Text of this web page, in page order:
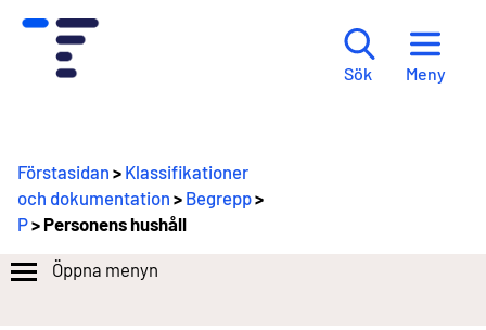
Sök Meny
Förstasidan > Klassifikationer
och dokumentation > Begrepp>
P> Personens hushåll
Öppna menyn